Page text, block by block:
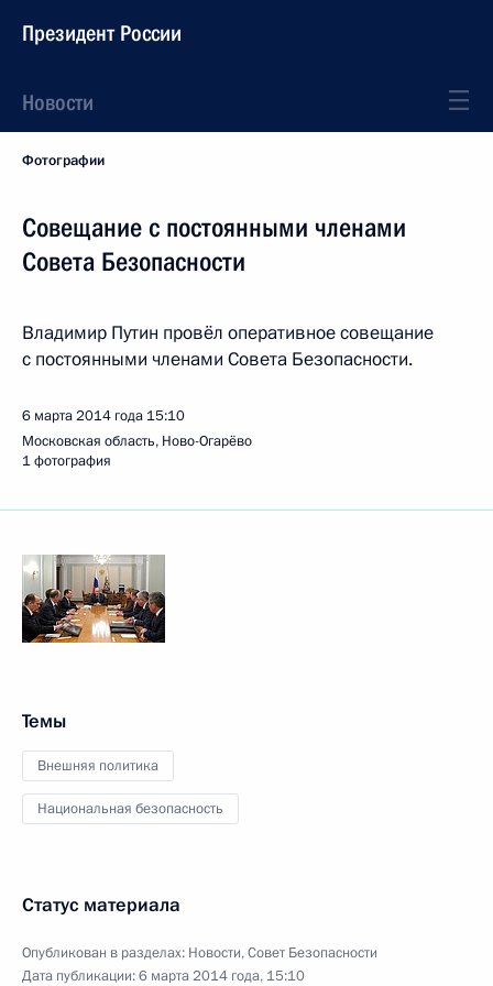
Президент России
Новости
Фотографии
Совещание с постоянными членами
Совета Безопасности
Владимир Путин провёл оперативное совещание
с постоянными членами Совета Безопасности.
6 марта 2014 года 15:10
Московская область, Ново-Огарёво
1 фотография
Темы
Внешняя политика
Национальная безопасность
Статус материала
Опубликован в разделах: Новости,Совет Безопасности
Дата публикации:6 марта 2014 года, 15:10